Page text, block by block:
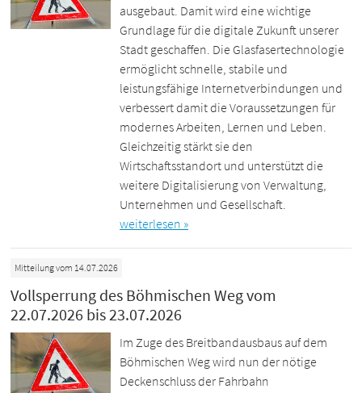
ausgebaut. Damit wird eine wichtige
Grundlage für die digitale Zukunft unserer
Stadt geschaffen. Die Glasfasertechnologie
ermöglicht schnelle, stabile und
leistungsfähige Internetverbindungen und
verbessert damit die Voraussetzungen für
modernes Arbeiten, Lernen und Leben.
Gleichzeitig stärkt sie den
Wirtschaftsstandort und unterstützt die
weitere Digitalisierung von Verwaltung,
Unternehmen und Gesellschaft.
weiterlesen »
Mitteilung vom 14.07.2026
Vollsperrung des Böhmischen Weg vom
22.07.2026 bis 23.07.2026
Im Zuge des Breitbandausbaus auf dem
Böhmischen Weg wird nun der nötige
Deckenschluss der Fahrbahn